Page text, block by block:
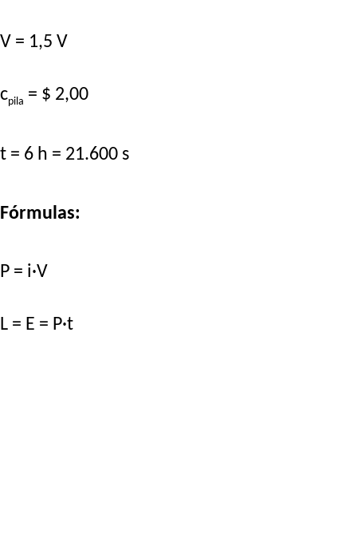
V = 1,5 V
cpila = $ 2,00
t = 6 h = 21.600 s
Fórmulas:
P = i·V
L = E = P·t